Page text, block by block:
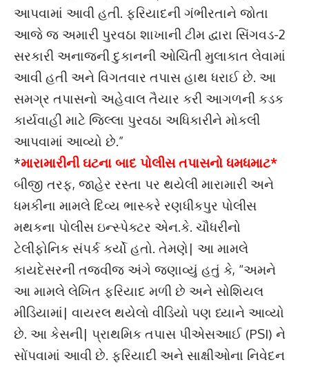
આપવામાં આવી હતી. ફરિયાદની ગંભીરતાને જોતા
આજે જ અમારી પુરવઠા શાખાની ટીમ દ્વારા સિંગવડ-2
સરકારી અનાજની દુકાનની ઓચિંતી મુલાકાત લેવામાં
આવી હતી અને વિગતવાર તપાસ હાથ ધરાઈ છે. આ
સમગ્ર તપાસનો અહેવાલ તૈયાર કરી આગળની કડક
કાર્યવાહી માટે જિલ્લા પુરવઠા અધિકારીને મોકલી
આપવામાં આવ્યો છે.”
*મારામારીની ઘટના બાદ પોલીસ તપાસનો ધમધમાટ*
બીજી તરફ, જાહેર રસ્તા પર થયેલી મારામારી અને
ધમકીના મામલે દિવ્ય ભાસ્કરે રણધીકપુર પોલીસ
મથકના પોલીસ ઇન્સ્પેક્ટર એન.કે. ચૌધરીનો
ટેલીફોનિક સંપર્ક કર્યો હતો. તેમણે| આ મામલે
કાયદેસરની તજવીજ અંગે જણાવ્યું હતું કે, “અમને
આ મામલે લેખિત ફરિયાદ મળી છે અને સોશિયલ
મીડિયામાં| વાયરલ થયેલો વીડિયો પણ ધ્યાને આવ્યો
છે. આ કેસની| પ્રાથમિક તપાસ પીએસઆઈ (PSI) ને
સોંપવામાં આવી છે. ફરિયાદી અને સાક્ષીઓના નિવેદન